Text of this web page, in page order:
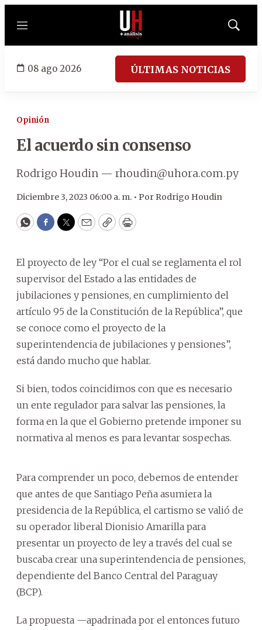
Menú
Mostrar
08 ago 2026 ÚLTIMAS NOTICIAS
Opinión
El acuerdo sin consenso
Rodrigo Houdin — rhoudin@uhora.com.py
Diciembre 3, 2023 06:00 a. m. • Por Rodrigo Houdin
WhatsApp
Facebook
Twitter
EmailCopyPrint
El proyecto de ley “Por el cual se reglamenta el rol
supervisor del Estado a las entidades de
jubilaciones y pensiones, en cumplimiento del
artículo 95 de la Constitución de la República”, que
se conoce como el proyecto de la
superintendencia de jubilaciones y pensiones”,
está dando mucho que hablar.
Si bien, todos coincidimos con que es necesario
un ente regulador para salvar las pensiones, la
forma en la que el Gobierno pretende imponer su
normativa al menos es para levantar sospechas.
Para comprender un poco, debemos de entender
que antes de que Santiago Peña asumiera la
presidencia de la República, el cartismo se valió de
su operador liberal Dionisio Amarilla para
presentar un proyecto de ley a través del cual se
buscaba crear una superintendencia de pensiones,
dependiente del Banco Central del Paraguay
(BCP).
La propuesta —apadrinada por el entonces futuro